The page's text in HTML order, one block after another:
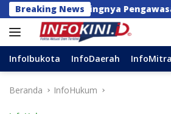
Langsung
ke
konten
Breaking News
Pentingnya Pengawasan untuk
InfoIbukota InfoDaerah InfoMitra
Beranda InfoHukum